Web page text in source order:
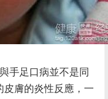
手足口病並不是同
膚的炎性反應，一